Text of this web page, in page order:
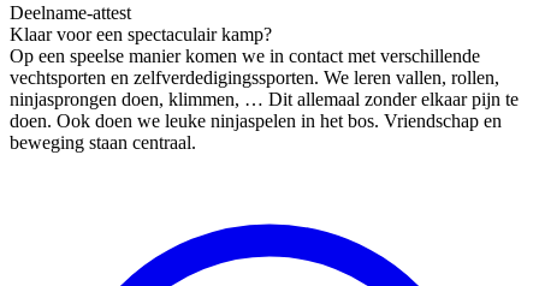
Deelname-attest
Klaar voor een spectaculair kamp?
Op een speelse manier komen we in contact met verschillende
vechtsporten en zelfverdedigingssporten. We leren vallen, rollen,
ninjasprongen doen, klimmen, … Dit allemaal zonder elkaar pijn te
doen. Ook doen we leuke ninjaspelen in het bos. Vriendschap en
beweging staan centraal.